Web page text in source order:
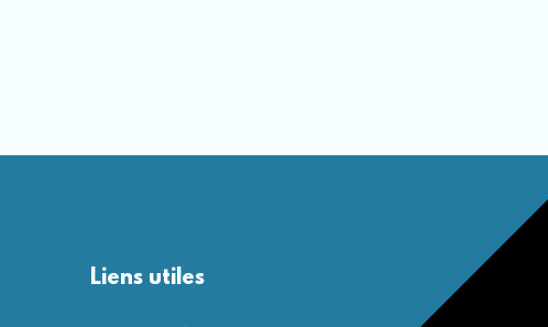
Liens utiles